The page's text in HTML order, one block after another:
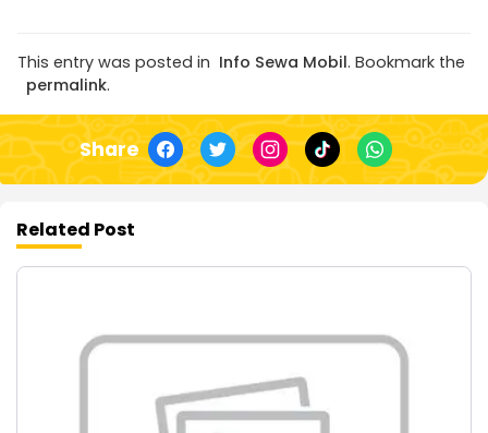
This entry was posted in Info Sewa Mobil. Bookmark the
permalink.
Share
Related Post